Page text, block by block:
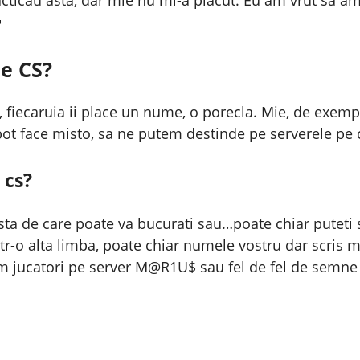
CS?
ii place un nume, o porecla. Mie, de
face misto, sa ne putem destinde pe serverele pe
de care poate va bucurati sau…poate chiar
o alta limba, poate chiar numele vostru dar scris
jucatori pe server M@R1U$ sau fel de fel de